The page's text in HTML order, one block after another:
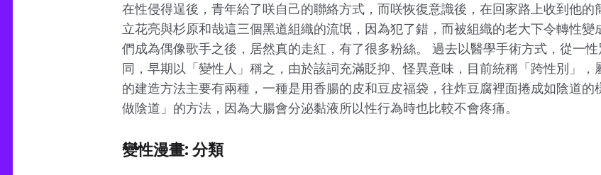
在性侵得逞後，青年給了咲自己的聯絡方式，而咲恢復意識後，在回家路上收到他的
立花亮與杉原和哉這三個黑道組織的流氓，因為犯了錯，而被組織的老大下令轉性
們成為偶像歌手之後，居然真的走紅，有了很多粉絲。 過去以醫學手術方式，從一
同，早期以「變性人」稱之，由於該詞充滿貶抑、怪異意味，目前統稱「跨性別」
的建造方法主要有兩種，一種是用香腸的皮和豆皮福袋，往炸豆腐裡面捲成如陰道
做陰道」的方法，因為大腸會分泌黏液所以性行為時也比較不會疼痛。
變性漫畫: 分類